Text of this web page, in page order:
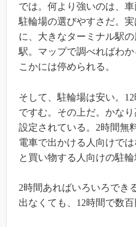
では。何より強いのは、
駐輪場の選びやすさだ。
に、大きなターミナル駅
駅。マップで調べればわ
こかには停められる。
そして、駐輪場は安い。
ですむ。その上だ。かな
設定されている。2時間無
電車で出かける人向けで
と買い物する人向けの駐輪
2時間あればいろいろでき
出なくても、12時間で数